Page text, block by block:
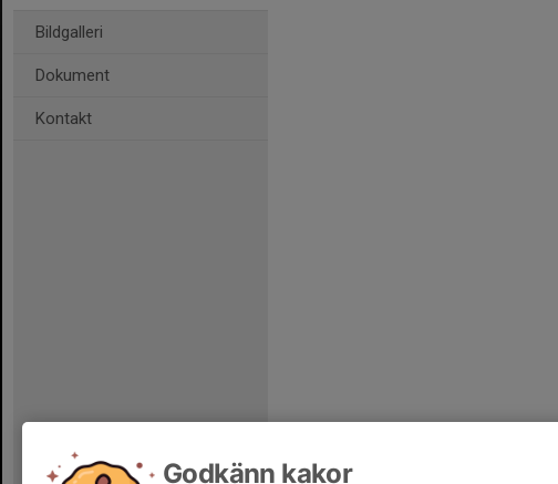
Bildgalleri
Dokument
Kontakt
Godkänn kakor